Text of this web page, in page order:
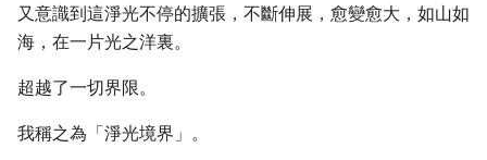
又意識到這淨光不停的擴張，不斷伸展，愈變愈大，如山如
海，在一片光之洋裏。
超越了一切界限。
我稱之為「淨光境界」。